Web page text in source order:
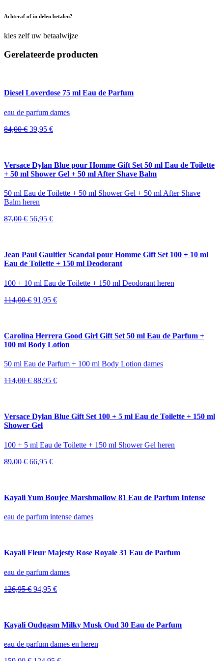
Achteraf of in delen betalen?
kies zelf uw betaalwijze
Gerelateerde producten
Diesel Loverdose 75 ml Eau de Parfum
eau de parfum dames
84,00€ Oorspronkelijke
39,95 €Huidige
Versace Dylan Blue pour Homme Gift Set 50 ml Eau de Toilette
+ 50 ml Shower Gel + 50 ml After Shave Balm
50 ml Eau de Toilette + 50 ml Shower Gel + 50 ml After Shave
Balm heren
87,00€ Oorspronkelijke
56,95 €Huidige
Jean Paul Gaultier Scandal pour Homme Gift Set 100 + 10 ml
Eau de Toilette + 150 ml Deodorant
100 + 10 ml Eau de Toilette + 150 ml Deodorant heren
114,00€ Oorspronkelijke
91,95 €Huidige
Carolina Herrera Good Girl Gift Set 50 ml Eau de Parfum +
100 ml Body Lotion
50 ml Eau de Parfum + 100 ml Body Lotion dames
114,00€ Oorspronkelijke
88,95 €Huidige
Versace Dylan Blue Gift Set 100 + 5 ml Eau de Toilette + 150 ml
Shower Gel
100 + 5 ml Eau de Toilette + 150 ml Shower Gel heren
89,00€ Oorspronkelijke
66,95 €Huidige
Kayali Yum Boujee Marshmallow 81 Eau de Parfum Intense
eau de parfum intense dames
Kayali Fleur Majesty Rose Royale 31 Eau de Parfum
eau de parfum dames
126,95€ Oorspronkelijke
94,95 €Huidige
Kayali Oudgasm Milky Musk Oud 30 Eau de Parfum
eau de parfum dames en heren